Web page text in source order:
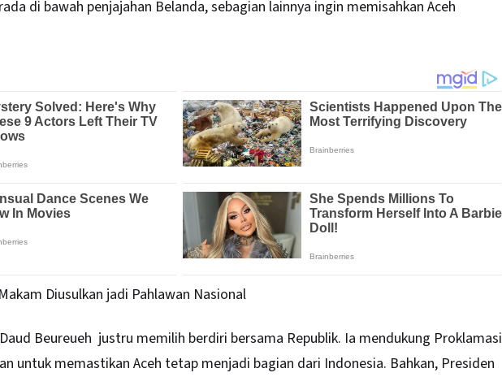
di bawah penjajahan Belanda, sebagian lainnya ingin memisahkan Aceh
Diusulkan jadi Pahlawan Nasional
Beureueh justru memilih berdiri bersama Republik. Ia mendukung Proklamasi
untuk memastikan Aceh tetap menjadi bagian dari Indonesia. Bahkan, Presiden